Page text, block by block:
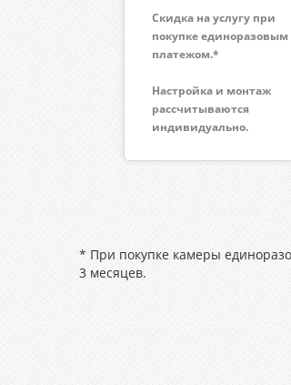
Скидка на услугу при
покупке единоразовым
платежом.*
Настройка и монтаж
рассчитываются
индивидуально.
* При покупке камеры
3 месяцев.